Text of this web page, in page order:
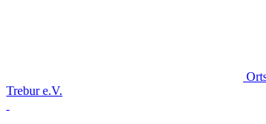
Trebur e.V.